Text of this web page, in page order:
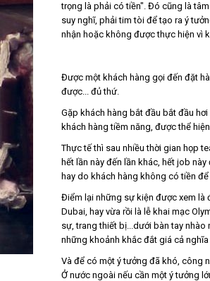
trọng là phải có tiền". Đó cũng là
suy nghĩ, phải tim tòi để tạo ra ý
nhận hoặc không được thực hiện vì
Được một khách hàng gọi đến đặt
được... đủ thứ.
Gặp khách hàng bắt đầu bắt đầu
khách hàng tiềm năng, được thể
Thực tế thì sau nhiều thời gian họp
hết lần này đến lần khác, hết job
hay do khách hàng không có tiền
Điểm lại những sự kiện được xem là
Dubai, hay vừa rồi là lễ khai mạc
sự, trang thiết bị...dưới bàn tay
những khoảnh khắc đắt giá cả nghĩa
Và để có một ý tưởng đã khó, công
Ở nước ngoài nếu cần một ý tưởng